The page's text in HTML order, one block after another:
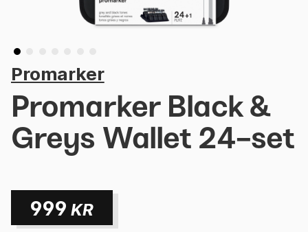
Promarker
Promarker Black &
Greys Wallet 24-set
999 KR